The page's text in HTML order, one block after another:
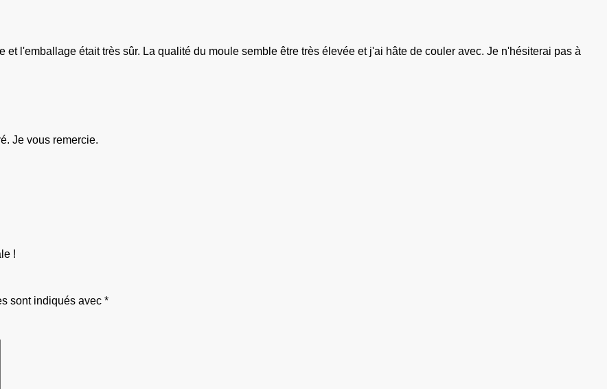
l'emballage était très sûr. La qualité du moule semble être très élevée et j'ai hâte de couler avec. Je n'hésiterai pas à
Je vous remercie.
!
sont indiqués avec *